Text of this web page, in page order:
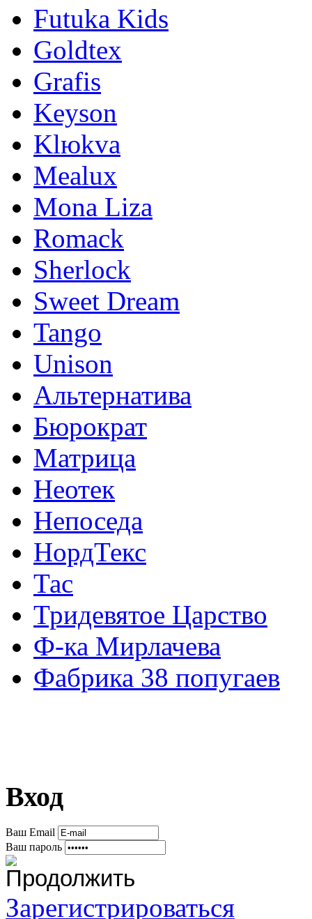
Futuka Kids
Goldtex
Grafis
Keyson
Klюkva
Mealux
Mona Liza
Romack
Sherlock
Sweet Dream
Tango
Unison
Альтернатива
Бюрократ
Матрица
Неотек
Непоседа
НордТекс
Тас
Тридевятое Царство
Ф-ка Мирлачева
Фабрика 38 попугаев
Вход
Ваш Email
Ваш пароль
Зарегистрироваться